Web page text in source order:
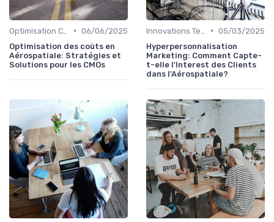
• 06/06/2025
Optimisation des coûts en
Aérospatiale: Stratégies et
Solutions pour les CMOs
• 05/03/2025
Hyperpersonnalisation
Marketing: Comment Capte-
t-elle l'Interest des Clients
dans l'Aérospatiale?